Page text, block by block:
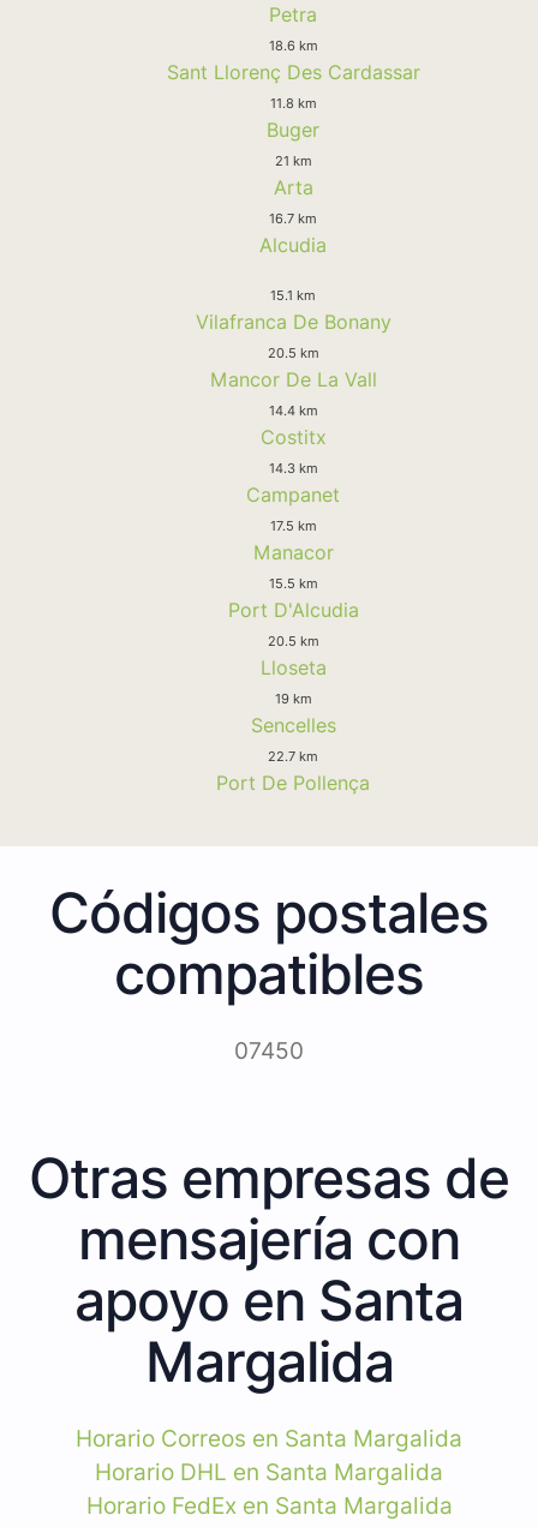
Petra
18.6 km
Sant Llorenç Des Cardassar
11.8 km
Buger
21 km
Arta
16.7 km
Alcudia
15.1 km
Vilafranca De Bonany
20.5 km
Mancor De La Vall
14.4 km
Costitx
14.3 km
Campanet
17.5 km
Manacor
15.5 km
Port D'Alcudia
20.5 km
Lloseta
19 km
Sencelles
22.7 km
Port De Pollença
Códigos postales
compatibles
07450
Otras empresas de
mensajería con
apoyo en Santa
Margalida
Horario Correos en Santa Margalida
Horario DHL en Santa Margalida
Horario FedEx en Santa Margalida